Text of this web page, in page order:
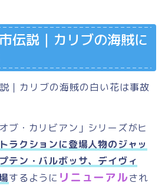
伝説｜カリブの海賊に
ブ・カリビアン」シリーズがヒ
ラクションに登場人物のジャッ
テン・バルボッサ、デイヴィ
するように リニューアルされ